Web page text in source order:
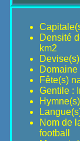
Densité
km2
Domaine
Fête(s)
Gentile :
Nom de
football